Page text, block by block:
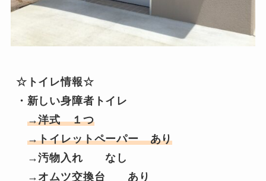
☆トイレ情報☆
・新しい身障者トイレ
→洋式　１つ
→トイレットペーパー　あり
→汚物入れ　　なし
→オムツ交換台　　あり